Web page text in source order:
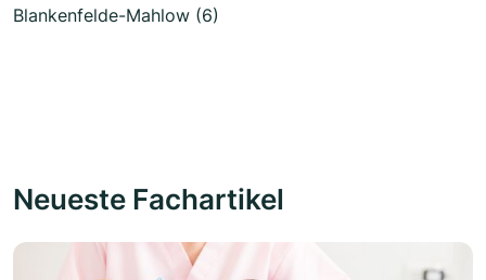
Blankenfelde-Mahlow (6)
Neueste Fachartikel